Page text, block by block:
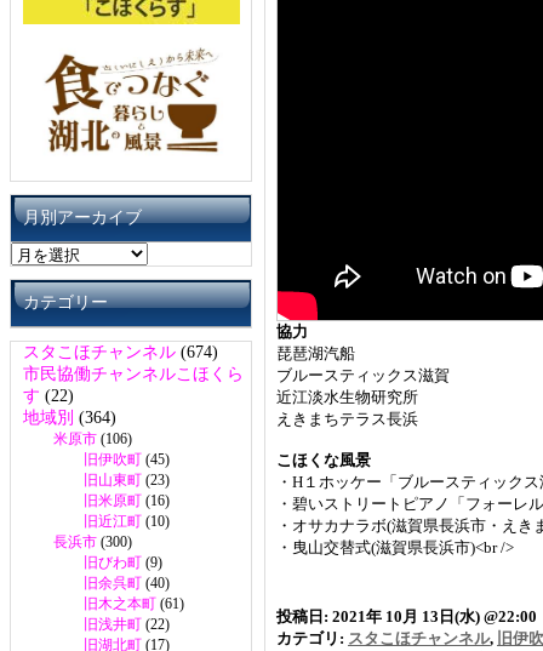
月別アーカイブ
月
別
ア
カ
イ
ブ
カテゴリー
スタこほチャンネル (674)
市民協働チャンネルこほくら
す (22)
地域別 (364)
米原市 (106)
旧伊吹町 (45)
旧山東町 (23)
旧米原町 (16)
旧近江町 (10)
長浜市 (300)
旧びわ町 (9)
旧余呉町 (40)
旧木之本町 (61)
旧浅井町 (22)
旧湖北町 (17)
協力
琵琶湖汽船
ブルースティックス滋賀
近江淡水生物研究所
えきまちテラス長浜
こほくな風景
・H１ホッケー「ブルースティック
・碧いストリートピアノ「フォーレ
・オサカナラボ(滋賀県長浜市・えき
・曳山交替式(滋賀県長浜市)<br />
投稿日: 2021年 10月 13日(水) @22:00
カテゴリ: スタこほチャンネル, 旧伊